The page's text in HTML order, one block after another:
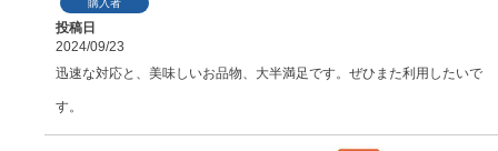
購入者
投稿日
2024/09/23
迅速な対応と、美味しいお品物、大半満足です。ぜひまた利用したいで
す。